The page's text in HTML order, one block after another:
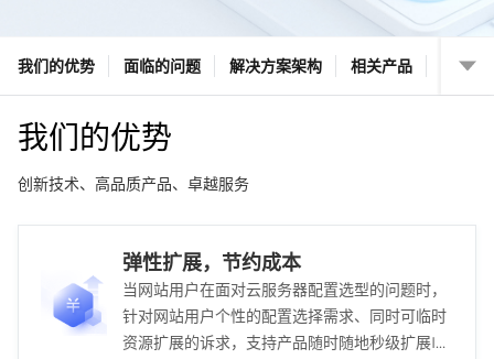
我们的优势 面临的问题 解决方案架构 相关产品
我们的优势
创新技术、高品质产品、卓越服务
弹性扩展，节约成本
当网站用户在面对云服务器配置选型的问题时，
针对网站用户个性的配置选择需求、同时可临时
资源扩展的诉求，支持产品随时随地秒级扩展IT